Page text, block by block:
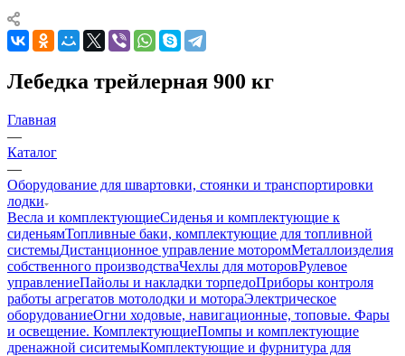
Лебедка трейлерная 900 кг
Главная
—
Каталог
—
Оборудование для швартовки, стоянки и транспортировки
лодки
Весла и комплектующиеСиденья и комплектующие к
сиденьямТопливные баки, комплектующие для топливной
системыДистанционное управление моторомМеталлоизделия
собственного производстваЧехлы для моторовРулевое
управлениеПайолы и накладки торпедоПриборы контроля
работы агрегатов мотолодки и мотораЭлектрическое
оборудованиеОгни ходовые, навигационные, топовые. Фары
и освещение. КомплектующиеПомпы и комплектующие
дренажной сиситемыКомплектующие и фурнитура для